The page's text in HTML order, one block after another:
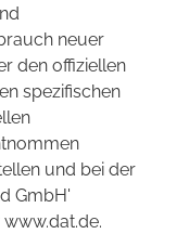
neuer
den offiziellen
spezifischen
und bei der
GmbH'